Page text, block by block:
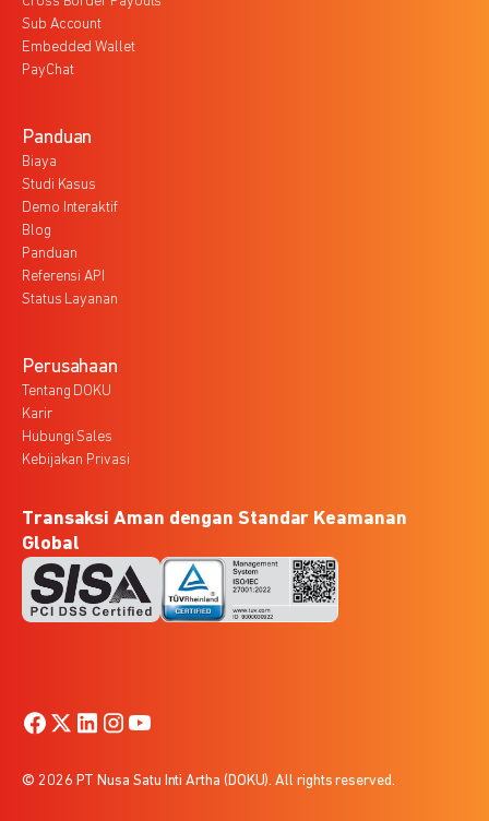
Sub Account
Embedded Wallet
PayChat
Panduan
Biaya
Studi Kasus
Demo Interaktif
Blog
Panduan
Referensi API
Status Layanan
Perusahaan
Tentang DOKU
Karir
Hubungi Sales
Kebijakan Privasi
Transaksi Aman dengan Standar Keamanan
Global
© 2026 PT Nusa Satu Inti Artha (DOKU). All rights reserved.